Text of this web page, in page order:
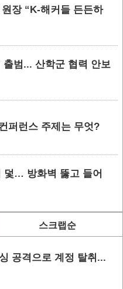
장 “K-해커들 든든하
출범... 산학군 협력 안보
퍼런스 주제는 무엇?
덫… 방화벽 뚫고 들어
스크랩순
공격으로 계정 탈취...